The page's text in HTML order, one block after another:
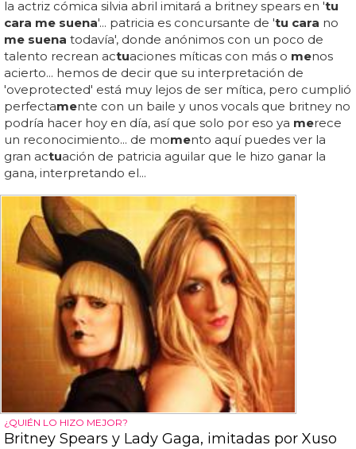
la actriz cómica silvia abril imitará a britney spears en 'tu
cara me suena'... patricia es concursante de 'tu cara no
me suena todavía', donde anónimos con un poco de
talento recrean actuaciones míticas con más o menos
acierto... hemos de decir que su interpretación de
'oveprotected' está muy lejos de ser mítica, pero cumplió
perfectamente con un baile y unos vocals que britney no
podría hacer hoy en día, así que solo por eso ya merece
un reconocimiento... de momento aquí puedes ver la
gran actuación de patricia aguilar que le hizo ganar la
gana, interpretando el...
¿QUIÉN LO HIZO MEJOR?
Britney Spears y Lady Gaga, imitadas por Xuso